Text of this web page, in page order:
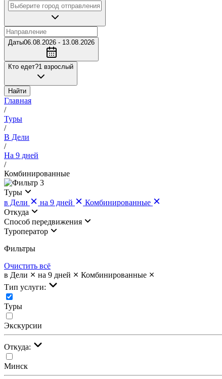
Даты06.08.2026 - 13.08.2026
Кто едет?1 взрослый
Найти
Главная
/
Туры
/
В Дели
/
На 9 дней
/
Комбинированные
3
Туры
в Дели
на 9 дней
Комбинированные
Откуда
Cпособ передвижения
Туроператор
Фильтры
Очистить всё
в Дели
на 9 дней
Комбинированные
Тип услуги:
Туры
Экскурсии
Откуда:
Минск